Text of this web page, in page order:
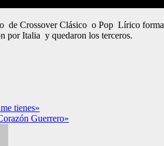
Crossover Clásico o Pop Lírico
por Italia y quedaron los terceros.
tienes»
Guerrero»